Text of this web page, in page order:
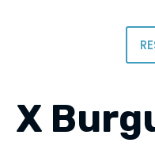
X